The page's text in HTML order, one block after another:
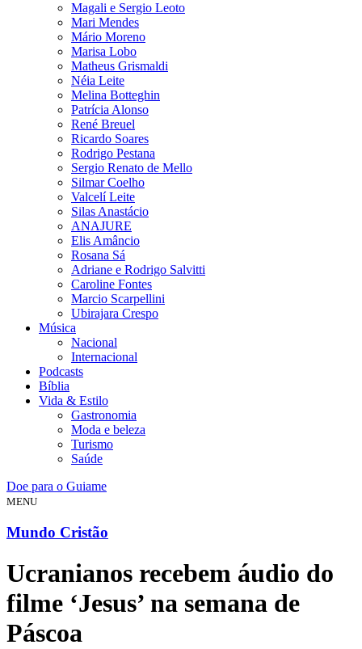
Magali e Sergio Leoto
Mari Mendes
Mário Moreno
Marisa Lobo
Matheus Grismaldi
Néia Leite
Melina Botteghin
Patrícia Alonso
René Breuel
Ricardo Soares
Rodrigo Pestana
Sergio Renato de Mello
Silmar Coelho
Valcelí Leite
Silas Anastácio
ANAJURE
Elis Amâncio
Rosana Sá
Adriane e Rodrigo Salvitti
Caroline Fontes
Marcio Scarpellini
Ubirajara Crespo
Música
Nacional
Internacional
Podcasts
Bíblia
Vida & Estilo
Gastronomia
Moda e beleza
Turismo
Saúde
Doe para o Guiame
MENU
Mundo Cristão
Ucranianos recebem áudio do
filme ‘Jesus’ na semana de
Páscoa